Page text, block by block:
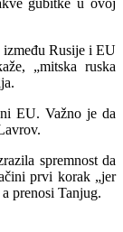
gubitke u ovoj
između Rusije i EU
„mitska ruska
EU. Važno je da
spremnost da
prvi korak „jer
prenosi Tanjug.